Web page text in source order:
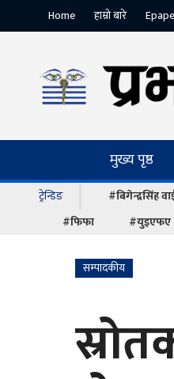
Home हाम्रो बारे
मुख्य पृष्ठ
ट्रेन्डिङ #बिगेन्द्रसिंह
#फिफा
#युइएफए
सम्पादकीय